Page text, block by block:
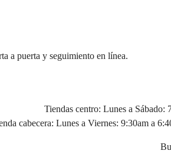
a puerta y seguimiento en línea.
Tiendas centro: Lunes a Sábado:
cabecera: Lunes a Viernes: 9:30am a